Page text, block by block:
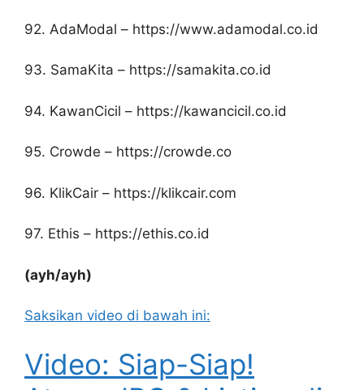
92. AdaModal – https://www.adamodal.co.id
93. SamaKita – https://samakita.co.id
94. KawanCicil – https://kawancicil.co.id
95. Crowde – https://crowde.co
96. KlikCair – https://klikcair.com
97. Ethis – https://ethis.co.id
(ayh/ayh)
Saksikan video di bawah ini:
Video: Siap-Siap!